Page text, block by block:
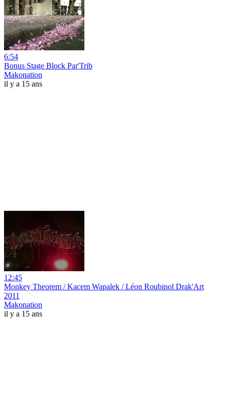
6:54
Bonus Stage Block Par'Trib
Makonation
il y a 15 ans
12:45
Monkey Theorem / Kacem Wapalek / Léon Roubinol Drak'Art
2011
Makonation
il y a 15 ans